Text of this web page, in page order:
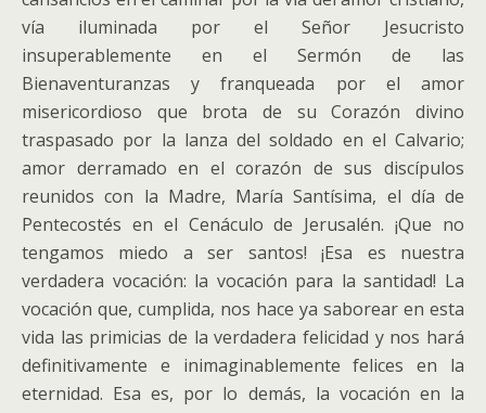
vía iluminada por el Señor Jesucristo
insuperablemente en el Sermón de las
Bienaventuranzas y franqueada por el amor
misericordioso que brota de su Corazón divino
traspasado por la lanza del soldado en el Calvario;
amor derramado en el corazón de sus discípulos
reunidos con la Madre, María Santísima, el día de
Pentecostés en el Cenáculo de Jerusalén. ¡Que no
tengamos miedo a ser santos! ¡Esa es nuestra
verdadera vocación: la vocación para la santidad! La
vocación que, cumplida, nos hace ya saborear en esta
vida las primicias de la verdadera felicidad y nos hará
definitivamente e inimaginablemente felices en la
eternidad. Esa es, por lo demás, la vocación en la